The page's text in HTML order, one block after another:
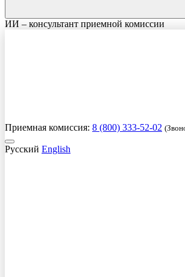
ИИ – консультант приемной комиссии
Приемная комиссия: 8 (800) 333-52-02
Русский English